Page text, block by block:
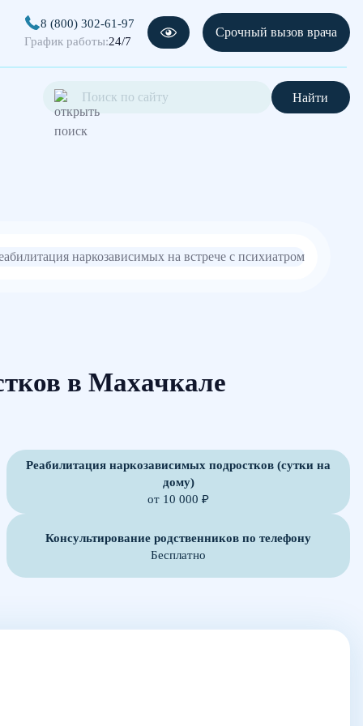
8 (800) 302-61-97
График работы:24/7
Срочный вызов врача
Найти
в Махачкале
Реабилитация наркозависимых подростков (сутки на
дому)
от 10 000 ₽
Консультирование родственников по телефону
Бесплатно